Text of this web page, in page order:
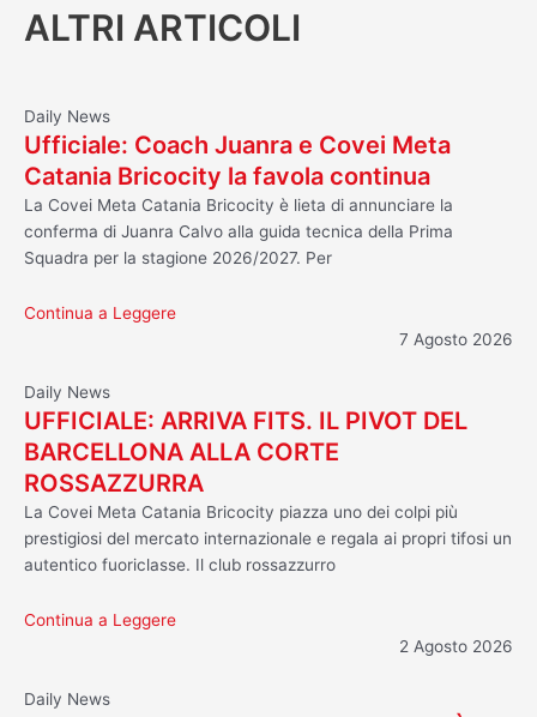
ALTRI ARTICOLI
Daily News
Ufficiale: Coach Juanra e Covei Meta
Catania Bricocity la favola continua
La Covei Meta Catania Bricocity è lieta di annunciare la
conferma di Juanra Calvo alla guida tecnica della Prima
Squadra per la stagione 2026/2027. Per
Continua a Leggere
7 Agosto 2026
Daily News
UFFICIALE: ARRIVA FITS. IL PIVOT DEL
BARCELLONA ALLA CORTE
ROSSAZZURRA
La Covei Meta Catania Bricocity piazza uno dei colpi più
prestigiosi del mercato internazionale e regala ai propri tifosi un
autentico fuoriclasse. Il club rossazzurro
Continua a Leggere
2 Agosto 2026
Daily News